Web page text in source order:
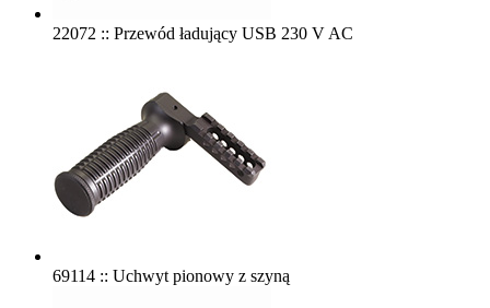
22072 :: Przewód ładujący USB 230 V AC
69114 :: Uchwyt pionowy z szyną